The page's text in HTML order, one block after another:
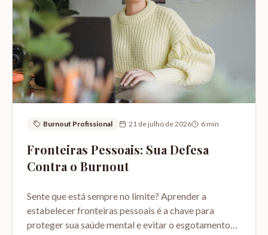
Burnout Profissional 21 de julho de 2026 6min
Fronteiras Pessoais: Sua Defesa
Contra o Burnout
Sente que está sempre no limite? Aprender a
estabelecer fronteiras pessoais é a chave para
proteger sua saúde mental e evitar o esgotamento